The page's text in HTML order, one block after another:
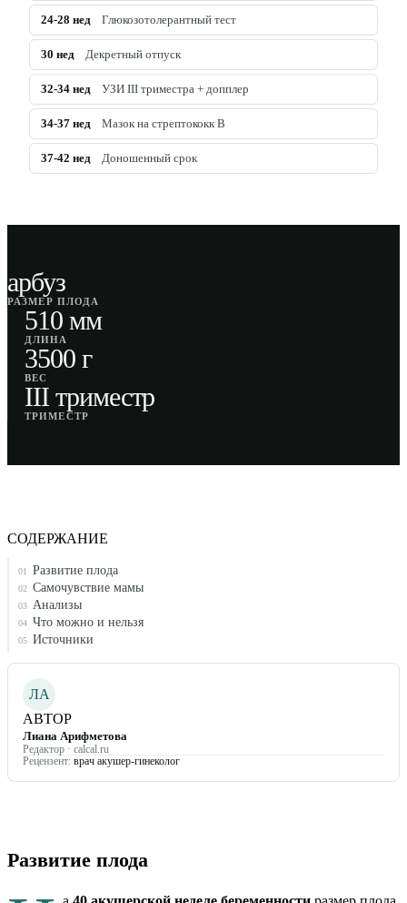
24-28 нед Глюкозотолерантный тест
30 нед Декретный отпуск
32-34 нед УЗИ III триместра + допплер
34-37 нед Мазок на стрептококк B
37-42 нед Доношенный срок
арбуз
РАЗМЕР ПЛОДА
510 мм
ДЛИНА
3500 г
ВЕС
III триместр
ТРИМЕСТР
СОДЕРЖАНИЕ
01 Развитие плода
02 Самочувствие мамы
03 Анализы
04 Что можно и нельзя
05 Источники
ЛА
АВТОР
Лиана Арифметова
Редактор · calcal.ru
Рецензент: врач акушер-гинеколог
Развитие плода